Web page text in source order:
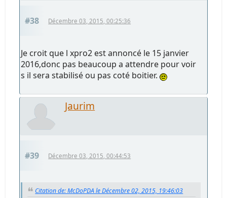
#38 Décembre 03, 2015, 00:25:36
Je croit que l xpro2 est annoncé le 15 janvier
2016,donc pas beaucoup a attendre pour voir
s il sera stabilisé ou pas coté boitier.
Jaurim
#39 Décembre 03, 2015, 00:44:53
Citation de: McDoPDA le Décembre 02, 2015, 19:46:03